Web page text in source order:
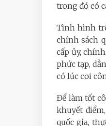
trong đó có
Tình hình
chính sách
cấp ủy,
phức tạp,
có lúc coi
Để làm tốt
khuyết
quốc gia,